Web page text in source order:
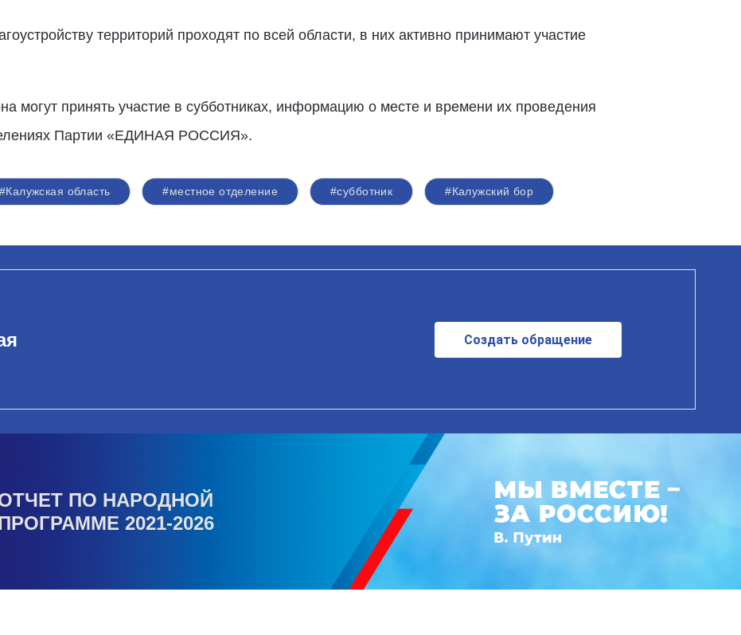
территорий проходят по всей области, в них активно принимают участие
могут принять участие в субботниках, информацию о месте и времени их проведения
Партии «ЕДИНАЯ РОССИЯ».
#Калужская область #местное отделение #субботник #Калужский бор
Создать обращение
ПО НАРОДНОЙ
2021-2026